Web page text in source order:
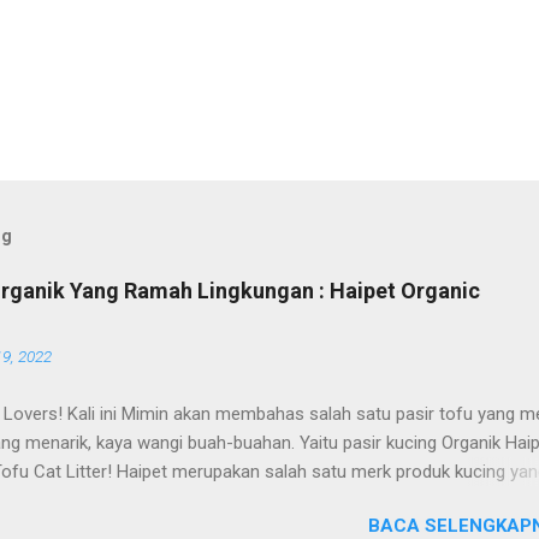
Yang Ramah Lingkungan : Haipet Organic
2022
Kali ini Mimin akan membahas salah satu pasir tofu yang
menarik, kaya wangi buah-buahan. Yaitu pasir kucing Organik
Cat Litter! Haipet merupakan salah satu merk produk kucing
perlengkapan kucing, seperti Cat Tree Furniture, Cat
BACA